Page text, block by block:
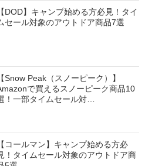
【DOD】キャンプ始める方必見！タイ
セール対象のアウトドア商品7選
【Snow Peak（スノーピーク）】
で買えるスノーピーク商品10
！一部タイムセール対…
【コールマン】キャンプ始める方必
！タイムセール対象のアウトドア商